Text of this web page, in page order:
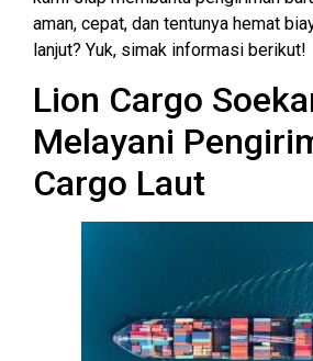
aman, cepat, dan tentunya hemat
lanjut? Yuk, simak informasi berikut!
Lion Cargo
Melayani
Cargo Laut